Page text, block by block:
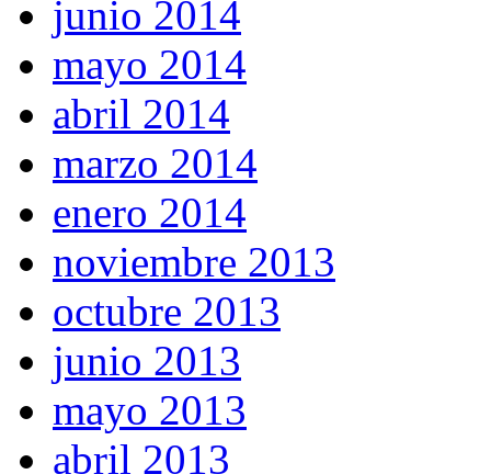
junio 2014
mayo 2014
abril 2014
marzo 2014
enero 2014
noviembre 2013
octubre 2013
junio 2013
mayo 2013
abril 2013